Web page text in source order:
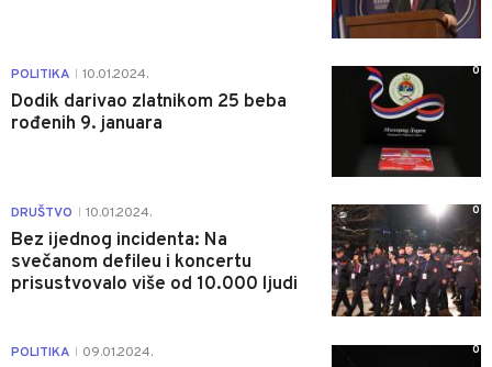
POLITIKA 10.01.2024.
Dodik darivao zlatnikom 25 beba
rođenih 9. januara
0
DRUŠTVO 10.01.2024.
Bez ijednog incidenta: Na
svečanom defileu i koncertu
prisustvovalo više od 10.000 ljudi
0
POLITIKA 09.01.2024. 0